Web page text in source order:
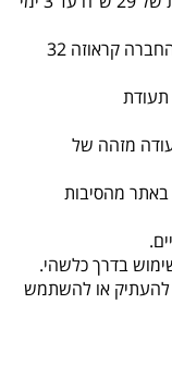
או בהגעה עצמית של הלקוח לכתובת מחסן החברה קראוזה 32
מזהה של
מהסיבות
בדרך כלשהי.
להעתיק או להשתמש